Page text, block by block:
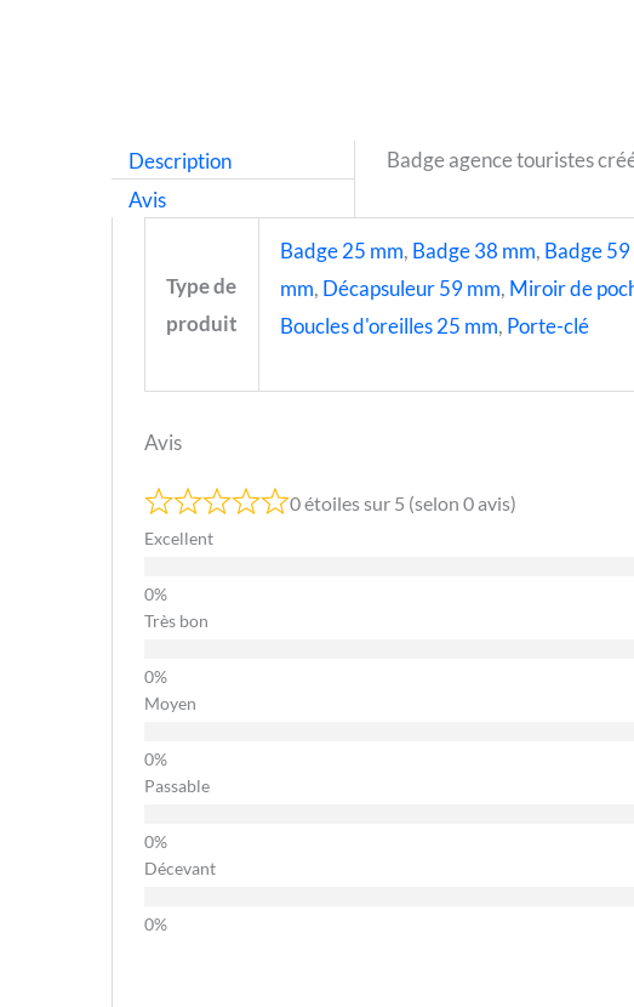
Description
Avis
Badge agence touristes
Type de
produit
Badge 25 mm, Badge 38 mm, Badge 59
mm, Décapsuleur 59 mm, Miroir de
Boucles d'oreilles 25 mm, Porte-clé
Avis
0 étoiles sur 5 (selon 0 avis)
Excellent
Très bon
Moyen
Passable
Décevant